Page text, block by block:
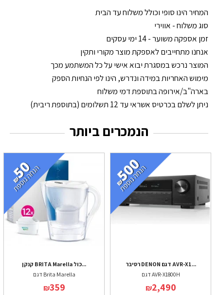
המחיר הינו סופי וכולל משלוח עד הבית
סוג משלוח - אווירי
זמן אספקה משוער - 14 ימי עסקים
אנחנו מתחייבים לאספקת מוצר מקורי ותקין
המוצר נרכש במסגרת יבוא אישי על כל המשתמע מכך
מימוש האחריות במידה ונדרש, הינו לפי הנחיות הספק
בארה"ב/אירופה בתוספת דמי משלוח
ניתן לשלם בכרטיס אשראי עד 12 תשלומים (בתוספת ריבית)
הנמכרים ביותר
קנקן BRITA Marella כול...
דגם Brita Marella
₪359
רסיבר DENON דגם AVR-X1...
דגם AVR-X1800H
₪2,490